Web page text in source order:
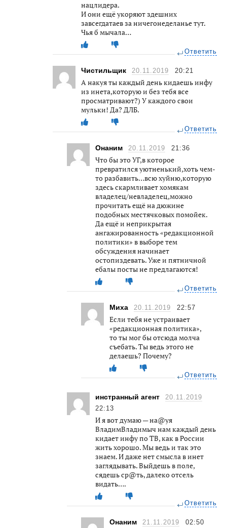
нацлидера.
И они ещё укоряют здешних
завсегдатаев за ничегонеделанье тут.
Чья б мычала…
Ответить
Чистильщик 20.11.2019 20:21
А накуя ты каждый день кидаешь инфу
из инета,которую и без тебя все
просматривают?) У каждого свои
мульки! Да? ДЛБ.
Ответить
Онаним 20.11.2019 21:36
Что бы это УГ,в которое
превратился уютненький,хоть чем-
то разбавить…всю хуйню,которую
здесь скармливает хомякам
владелец/невладелец,можно
прочитать ещё на дюжине
подобных местячковых помойек.
Да ещё и неприкрытая
ангажированность «редакционной
политики» в выборе тем
обсуждения начинает
остопиздевать. Уже и пятничной
ебалы посты не предлагаются!
Ответить
Миха 20.11.2019 22:57
Если тебя не устраивает
«редакционная политика»,
то ты мог бы отсюда молча
съебать. Ты ведь этого не
делаешь? Почему?
Ответить
инстранный агент
20.11.2019
22:13
И я вот думаю — на@уя
ВладимВладимыч нам каждый день
кидает инфу по ТВ, как в России
жить хорошо. Мы ведь и так это
знаем. И даже нет смысла в инет
заглядывать. Выйдешь в поле,
сядешь ср@ть, далеко отсель
видать….
Ответить
Онаним 21.11.2019 02:50